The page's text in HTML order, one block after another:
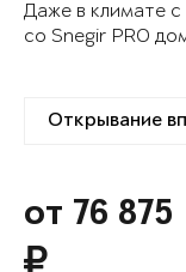
Даже в климате
со Snegir PRO
от 76 875